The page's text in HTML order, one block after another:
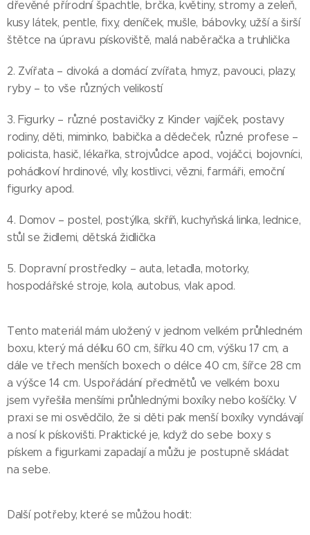
dřevěné přírodní špachtle, brčka, květiny, stromy a zeleň,
kusy látek, pentle, fixy, deníček, mušle, bábovky, užší a širší
štětce na úpravu pískoviště, malá naběračka a truhlička
2. Zvířata – divoká a domácí zvířata, hmyz, pavouci, plazy,
ryby – to vše různých velikostí
3. Figurky – různé postavičky z Kinder vajíček, postavy
rodiny, děti, miminko, babička a dědeček, různé profese –
policista, hasič, lékařka, strojvůdce apod., vojáčci, bojovníci,
pohádkoví hrdinové, víly, kostlivci, vězni, farmáři, emoční
figurky apod.
4. Domov – postel, postýlka, skříň, kuchyňská linka, lednice,
stůl se židlemi, dětská židlička
5. Dopravní prostředky – auta, letadla, motorky,
hospodářské stroje, kola, autobus, vlak apod.
Tento materiál mám uložený v jednom velkém průhledném
boxu, který má délku 60 cm, šířku 40 cm, výšku 17 cm, a
dále ve třech menších boxech o délce 40 cm, šířce 28 cm
a výšce 14 cm. Uspořádání předmětů ve velkém boxu
jsem vyřešila menšími průhlednými boxíky nebo košíčky. V
praxi se mi osvědčilo, že si děti pak menší boxíky vyndávají
a nosí k pískovišti. Praktické je, když do sebe boxy s
pískem a figurkami zapadají a můžu je postupně skládat
na sebe.
Další potřeby, které se můžou hodit: